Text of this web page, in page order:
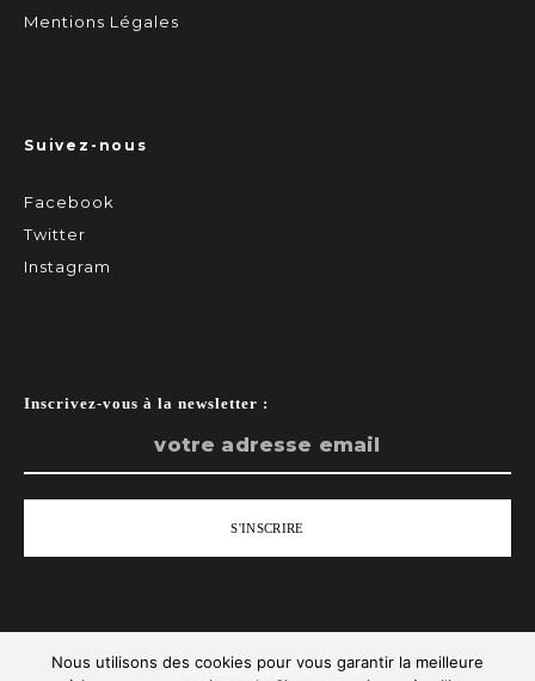
Mentions Légales
Suivez-nous
Facebook
Twitter
Instagram
Inscrivez-vous à la newsletter :
Tous droits réservés - Zist
Nous utilisons des cookies pour vous garantir la meilleure